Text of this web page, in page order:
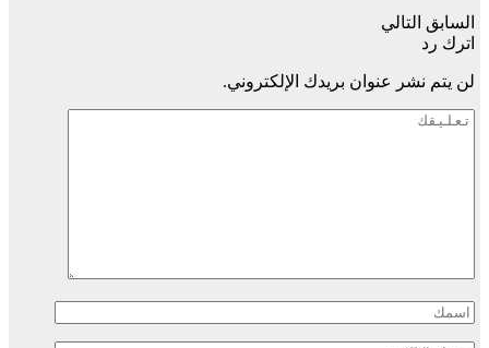
السابق التالي
اترك رد
لن يتم نشر عنوان بريدك الإلكتروني.